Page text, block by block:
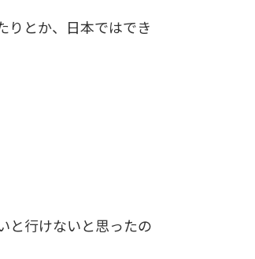
りとか、日本ではでき
と行けないと思ったの